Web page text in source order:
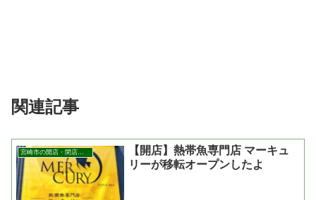
関連記事
【開店】熱帯魚専門店 マーキュ
リーが移転オープンしたよ